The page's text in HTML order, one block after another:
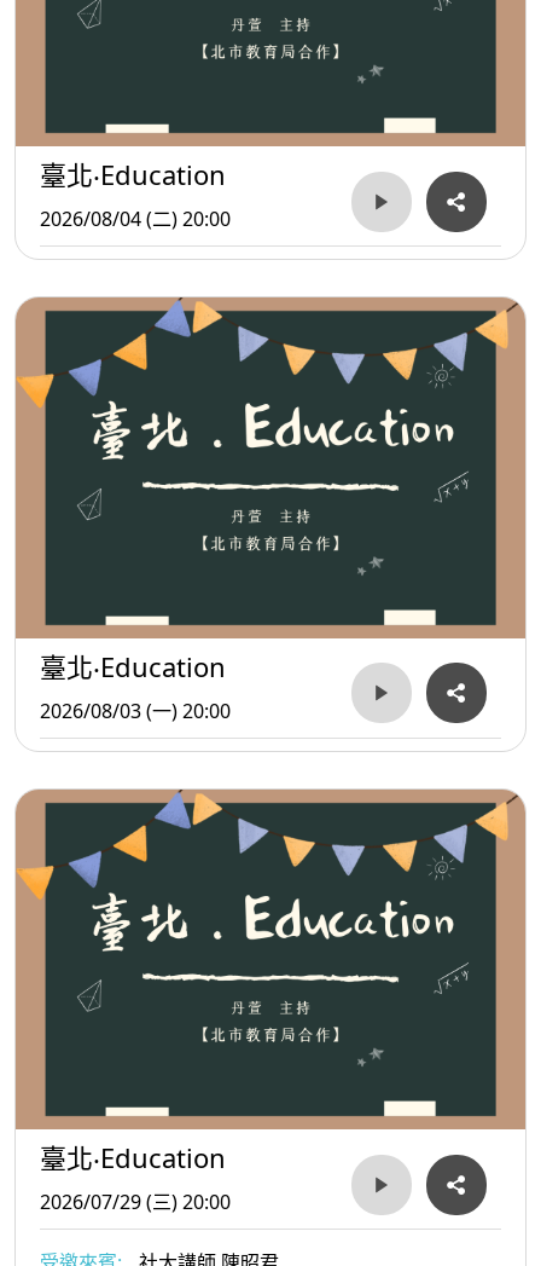
臺北‧Education
2026/08/04 (二) 20:00
臺北‧Education
2026/08/03 (一) 20:00
臺北‧Education
2026/07/29 (三) 20:00